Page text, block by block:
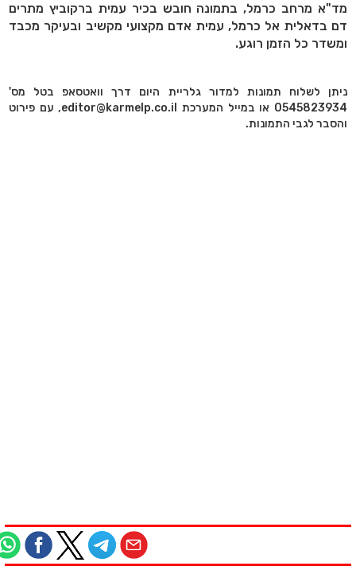
מד"א מרחב כרמל, בתמונה חובש בכיר עמית ברקוביץ מתרים
דם בדאלית אל כרמל, עמית אדם מקצועי מקשיב ובעיקר מכבד
ומשדר כל הזמן רוגע.
ניתן לשלוח תמונות למדור גלריית היום דרך וואטסאפ בטל מס'
0545823934 או במייל המערכת editor@karmelp.co.il, עם פירוט
והסבר לגבי התמונות.